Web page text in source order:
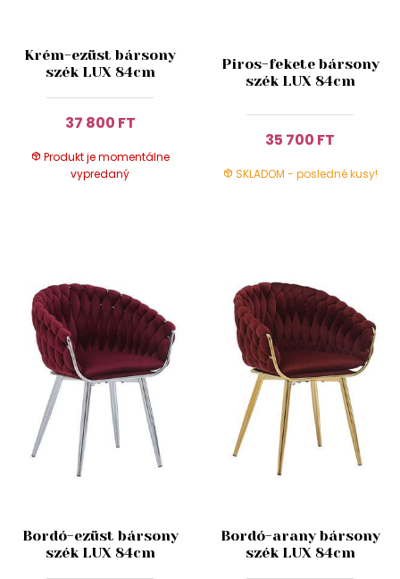
Krém-ezüst bársony
szék LUX 84cm
37 800 FT
Produkt je momentálne
vypredaný
Piros-fekete bársony
szék LUX 84cm
35 700 FT
SKLADOM - posledné kusy!
Bordó-ezüst bársony
szék LUX 84cm
Bordó-arany bársony
szék LUX 84cm